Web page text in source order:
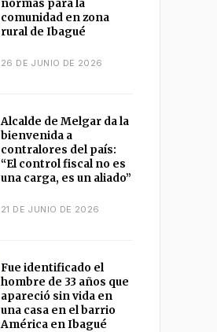
normas para la
comunidad en zona
rural de Ibagué
26 DE JUNIO DE 2026
Alcalde de Melgar da la
bienvenida a
contralores del país:
“El control fiscal no es
una carga, es un aliado”
21 DE JUNIO DE 2026
Fue identificado el
hombre de 33 años que
apareció sin vida en
una casa en el barrio
América en Ibagué